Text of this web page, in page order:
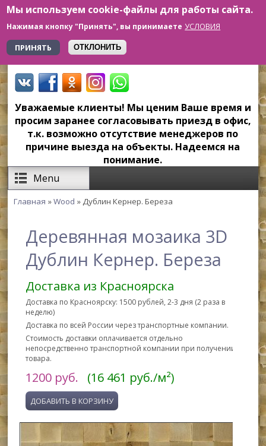
Мы используем cookie-файлы для работы сайта.
Нажимая кнопку "Принять", вы принимаете УСЛОВИЯ
ПРИНЯТЬ
ОТКЛОНИТЬ
Перейти к основному содержанию
+7 923 179-6-279
Уважаемые клиенты! Мы ценим Ваше время и
просим заранее согласовывать приезд в офис,
т.к. возможно отсутствие менеджеров по
причине выезда на объекты. Надеемся на
понимание.
Menu
Главная »Wood » Дублин Кернер. Береза
Деревянная мозаика 3D
Дублин Кернер. Береза
Доставка из Красноярска
Доставка по Красноярску: 1500 рублей, 2-3 дня (2 раза в
неделю)
Доставка по всей России через транспортные компании.
Стоимость доставки оплачивается отдельно
непосредственно транспортной компании при получении
товара.
1200 руб. (16 461 руб./м²)